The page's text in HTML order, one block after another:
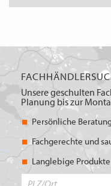
Unsere geschulten
Planung bis zur
Persönliche
Fachgerechte und
Langlebige